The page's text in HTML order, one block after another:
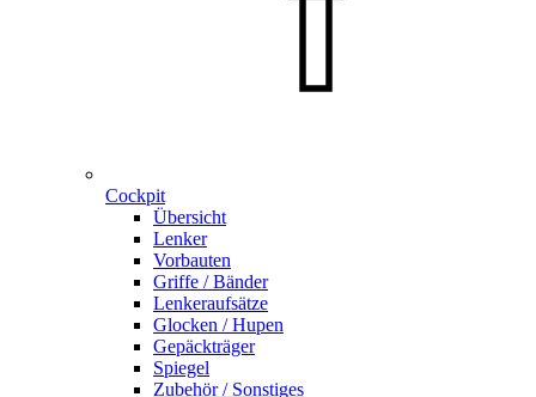
Cockpit
Übersicht
Lenker
Vorbauten
Griffe / Bänder
Lenkeraufsätze
Glocken / Hupen
Gepäckträger
Spiegel
Zubehör / Sonstiges